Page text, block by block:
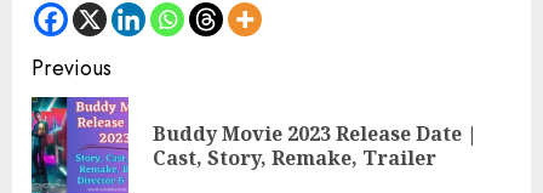
Continue
Reading
Previous
Buddy Movie 2023 Release Date |
Cast, Story, Remake, Trailer